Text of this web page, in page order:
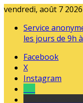
vendredi, août 7 2026
Service
les jours de 9h
Facebook
X
Instagram